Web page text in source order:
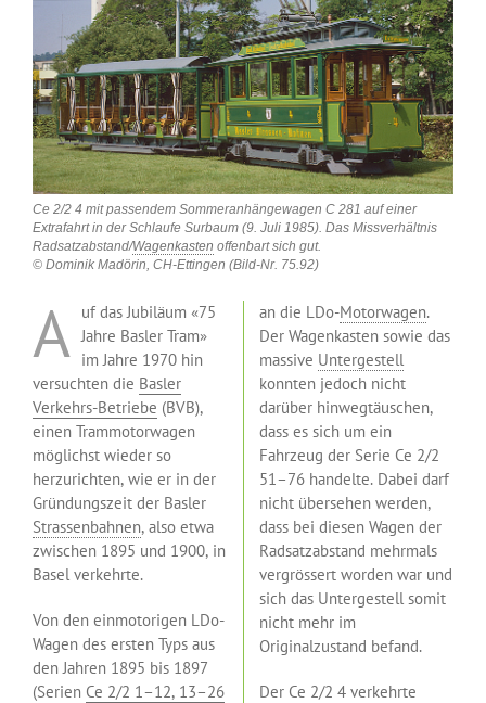
Ce 2/2 4 mit passendem Sommeranhängewagen C 281 auf einer
Extrafahrt in der Schlaufe Surbaum (9. Juli 1985). Das Missverhältnis
Radsatzabstand/Wagenkasten offenbart sich gut.
© Dominik Madörin, CH-Ettingen (Bild-Nr. 75.92)
A uf das Jubiläum «75
Jahre Basler Tram»
im Jahre 1970 hin
versuchten die Basler
Verkehrs-Betriebe (BVB),
einen Trammotorwagen
möglichst wieder so
herzurichten, wie er in der
Gründungszeit der Basler
Strassenbahnen, also etwa
zwischen 1895 und 1900, in
Basel verkehrte.
Von den einmotorigen LDo-
Wagen des ersten Typs aus
den Jahren 1895 bis 1897
(Serien Ce 2/2 1–12, 13–26
an die LDo-Motorwagen.
Der Wagenkasten sowie das
massive Untergestell
konnten jedoch nicht
darüber hinwegtäuschen,
dass es sich um ein
Fahrzeug der Serie Ce 2/2
51–76 handelte. Dabei darf
nicht übersehen werden,
dass bei diesen Wagen der
Radsatzabstand mehrmals
vergrössert worden war und
sich das Untergestell somit
nicht mehr im
Originalzustand befand.
Der Ce 2/2 4 verkehrte